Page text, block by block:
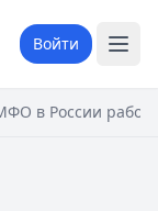
Войти
в России